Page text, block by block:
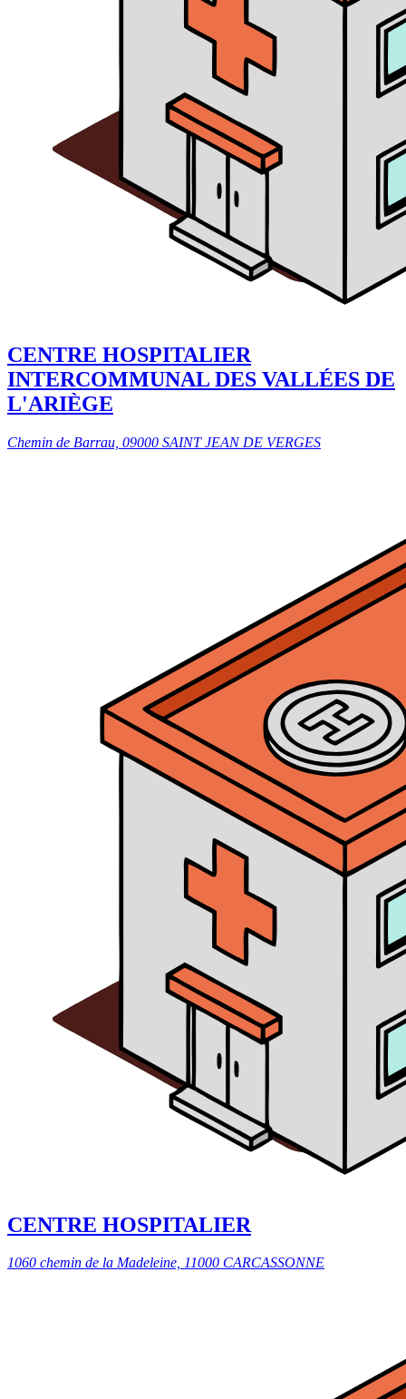
CENTRE HOSPITALIER
INTERCOMMUNAL DES VALLÉES DE
L'ARIÈGE
Chemin de Barrau, 09000 SAINT JEAN DE VERGES
CENTRE HOSPITALIER
1060 chemin de la Madeleine, 11000 CARCASSONNE